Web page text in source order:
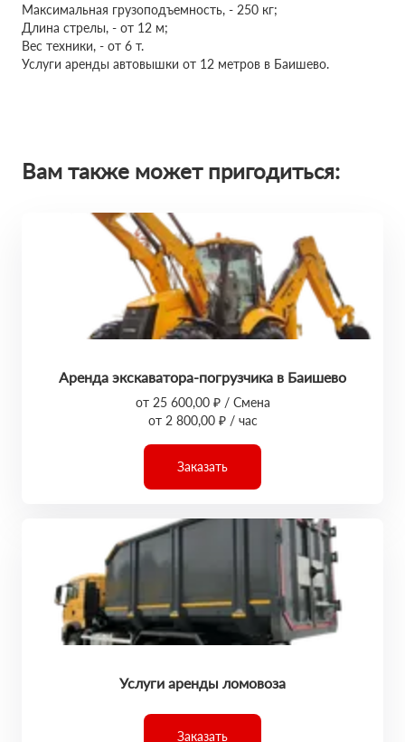
Максимальная грузоподъемность, - 250 кг;
Длина стрелы, - от 12 м;
Вес техники, - от 6 т.
Услуги аренды автовышки от 12 метров в Баишево.
Вам также может пригодиться:
Аренда экскаватора-погрузчика в Баишево
от 25 600,00 ₽ / Смена
от 2 800,00 ₽ / час
Заказать
Услуги аренды ломовоза
Заказать